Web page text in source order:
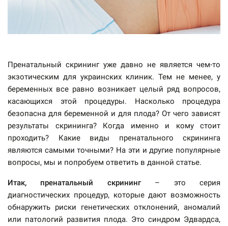
Пренатальный скрининг уже давно не является чем-то
экзотическим для украинских клиник. Тем не менее, у
беременных все равно возникает целый ряд вопросов,
касающихся этой процедуры. Насколько процедура
безопасна для беременной и для плода? От чего зависят
результаты скрининга? Когда именно и кому стоит
проходить? Какие виды пренатального скрининга
являются самыми точными? На эти и другие популярные
вопросы, мы и попробуем ответить в данной статье.
Итак, пренатальный скрининг– это серия
диагностических процедур, которые дают возможность
обнаружить риски генетических отклонений, аномалий
или патологий развития плода. Это синдром Эдвардса,